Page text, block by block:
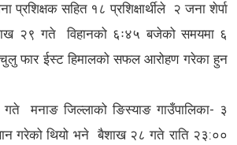
प्रशिक्षक सहित १८ प्रशिक्षार्थीले २ जना शेर्पा
२९ गते विहानको ६ः४५ बजेको समयमा ६
फार ईस्ट हिमालको सफल आरोहण गरेका हुन
मनाङ जिल्लाको ङिस्याङ गाउँपालिका- ३
गरेको थियो भने बैशाख २८ गते राति २३:००